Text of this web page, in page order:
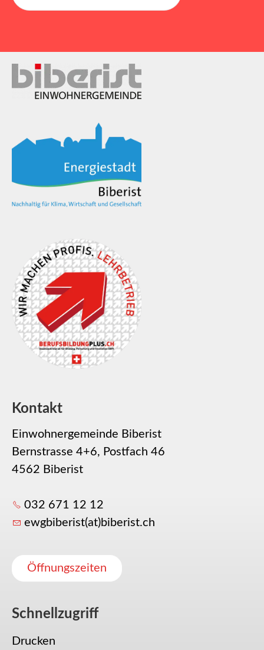
Kontakt
Einwohnergemeinde Biberist
Bernstrasse 4+6, Postfach 46
4562 Biberist
032 671 12 12
ewgbiberist(at)biberist.ch
Öffnungszeiten
Schnellzugriff
Drucken